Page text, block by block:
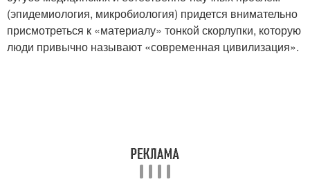
(эпидемиология, микробиология) придется внимательно
присмотреться к «материалу» тонкой скорлупки, которую
люди привычно называют «современная цивилизация».